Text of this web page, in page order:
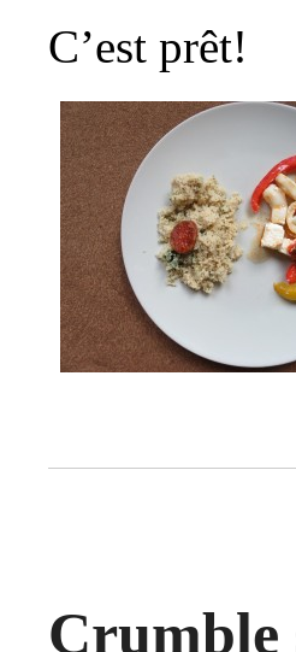
C’est prêt!
Crumble